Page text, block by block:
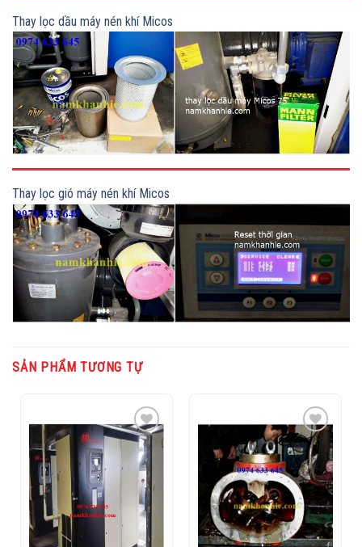
Thay lọc dầu máy nén khí Micos
Thay lọc gió máy nén khí Micos
SẢN PHẨM TƯƠNG TỰ
Add to
Wishlist
Add to
Wishlist